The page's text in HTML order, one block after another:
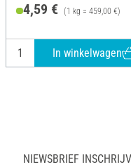
4,59 € (1 kg = 459,00 €)
In winkelwagen
NIEWSBRIEF